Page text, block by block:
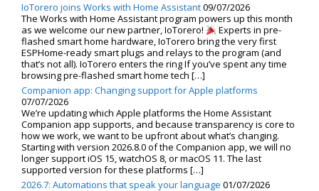
IoTorero joins Works with Home Assistant09/07/2026
The Works with Home Assistant program powers up this month
as we welcome our new partner, IoTorero!
Experts in pre-
flashed smart home hardware, IoTorero bring the very first
ESPHome-ready smart plugs and relays to the program (and
that’s not all). IoTorero enters the ring If you’ve spent any time
browsing pre-flashed smart home tech […]
Companion app: Changing support for Apple platforms
07/07/2026
We’re updating which Apple platforms the Home Assistant
Companion app supports, and because transparency is core to
how we work, we want to be upfront about what’s changing.
Starting with version 2026.8.0 of the Companion app, we will no
longer support iOS 15, watchOS 8, or macOS 11. The last
supported version for these platforms […]
2026.7: Automations that speak your language 01/07/2026